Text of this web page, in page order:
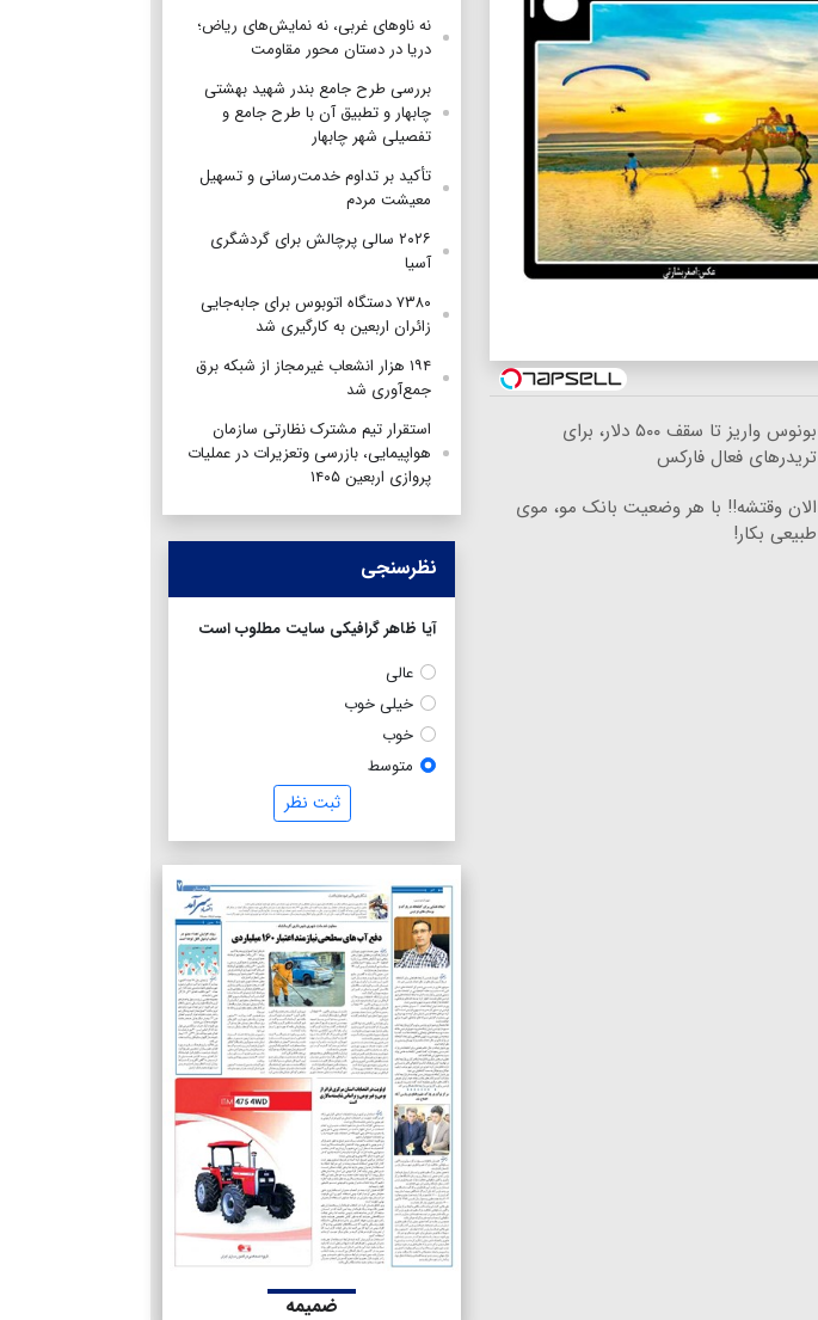
بونوس واریز تا سقف ۵۰۰ دلار، برای
تریدرهای فعال فارکس
الان وقتشه‼️ با هر وضعیت بانک مو، موی
طبیعی بکار!
نه ناوهای غربی، نه نمایش‌های ریاض؛
دریا در دستان محور مقاومت
بررسی طرح جامع بندر شهید بهشتی
چابهار و تطبیق آن با طرح جامع و
تفصیلی شهر چابهار
تأکید بر تداوم خدمت‌رسانی و تسهیل
معیشت مردم
۲۰۲۶ سالی پرچالش برای گردشگری
آسیا
۷۳۸۰ دستگاه اتوبوس برای جابه‌جایی
زائران اربعین به‌ کارگیری شد
۱۹۴ هزار انشعاب غیرمجاز از شبکه برق
جمع‌آوری شد
استقرار تیم مشترک نظارتی سازمان
هواپیمایی، بازرسی وتعزیرات در عملیات
پروازی اربعین ۱۴۰۵
نظرسنجی
آیا ظاهر گرافیکی سایت مطلوب است
عالی
خیلی خوب
خوب
متوسط
ثبت نظر
ضمیمه